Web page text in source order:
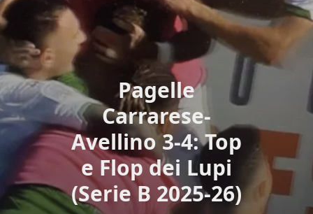
Pagelle
Carrarese-
Avellino 3-4: Top
e Flop dei Lupi
(Serie B 2025-26)